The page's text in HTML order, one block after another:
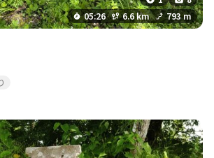
05:26
6.6 km 793 m